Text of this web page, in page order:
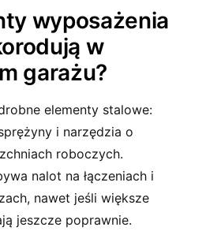
wyposażenia
w
garażu?
elementy stalowe:
i narzędzia o
roboczych.
nalot na łączeniach i
nawet jeśli większe
jeszcze poprawnie.